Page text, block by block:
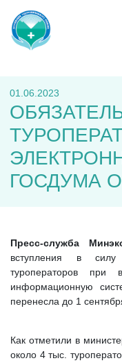
01.06.2023
ГОСДУМА
Пресс-служба
вступления в
туроператоров
информационную
перенесла до 1
Как отметили в
около 4 тыс.